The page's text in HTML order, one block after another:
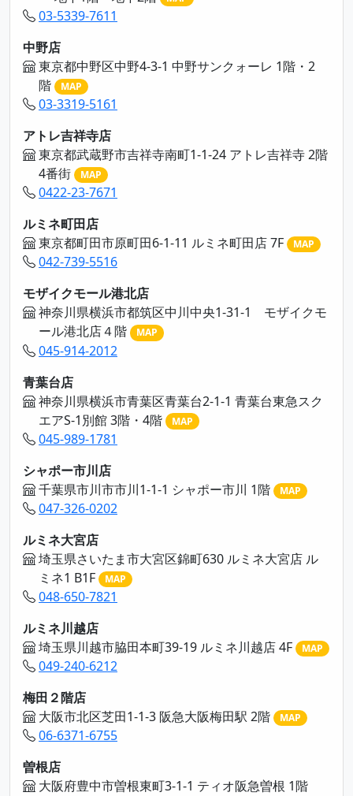
03-5339-7611
中野店
東京都中野区中野4-3-1 中野サンクォーレ 1階・2
階
MAP
03-3319-5161
アトレ吉祥寺店
東京都武蔵野市吉祥寺南町1-1-24 アトレ吉祥寺 2階
4番街
MAP
0422-23-7671
ルミネ町田店
東京都町田市原町田6-1-11 ルミネ町田店 7F
MAP
042-739-5516
モザイクモール港北店
神奈川県横浜市都筑区中川中央1-31-1 モザイクモ
ール港北店４階
MAP
045-914-2012
青葉台店
神奈川県横浜市青葉区青葉台2-1-1 青葉台東急スク
エアS-1別館 3階・4階
MAP
045-989-1781
シャポー市川店
千葉県市川市市川1-1-1 シャポー市川 1階
MAP
047-326-0202
ルミネ大宮店
埼玉県さいたま市大宮区錦町630 ルミネ大宮店 ル
ミネ1 B1F
MAP
048-650-7821
ルミネ川越店
埼玉県川越市脇田本町39-19 ルミネ川越店 4F
MAP
049-240-6212
梅田２階店
大阪市北区芝田1-1-3 阪急大阪梅田駅 2階
MAP
06-6371-6755
曽根店
大阪府豊中市曽根東町3-1-1 ティオ阪急曽根 1階